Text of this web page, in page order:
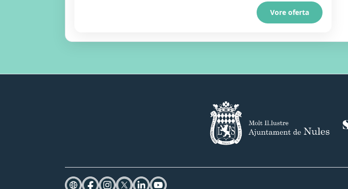
Vore oferta